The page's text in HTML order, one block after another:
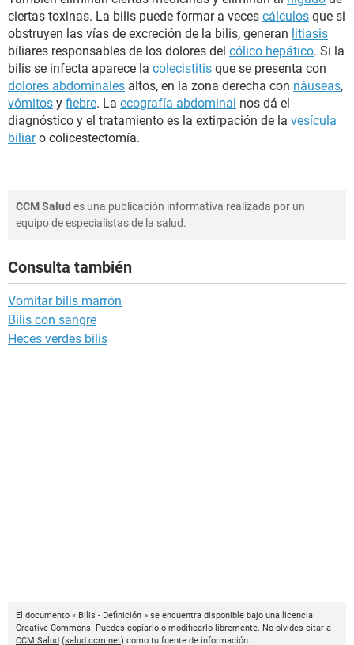
ciertas toxinas. La bilis puede formar a veces cálculos que si
obstruyen las vías de excreción de la bilis, generan litiasis
biliares responsables de los dolores del cólico hepático. Si la
bilis se infecta aparece la colecistitis que se presenta con
dolores abdominales altos, en la zona derecha con náuseas,
vómitos y fiebre. La ecografía abdominal nos dá el
diagnóstico y el tratamiento es la extirpación de la vesícula
biliaro colicestectomía.
CCM Salud es una publicación informativa realizada por un
equipo de especialistas de la salud.
Consulta también
Vomitar bilis marrón
Bilis con sangre
Heces verdes bilis
El documento « Bilis - Definición » se encuentra disponible bajo una licencia
Creative Commons. Puedes copiarlo o modificarlo libremente. No olvides citar a
CCM Salud (salud.ccm.net) como tu fuente de información.